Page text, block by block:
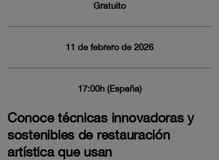
Gratuito
11 de febrero de 2026
17:00h (España)
Conoce técnicas innovadoras y
sostenibles de restauración
artística que usan